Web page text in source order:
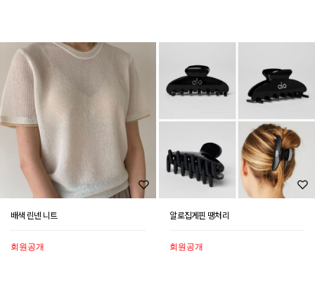
배색 린넨 니트
회원공개
알로집게핀 땡처리
회원공개